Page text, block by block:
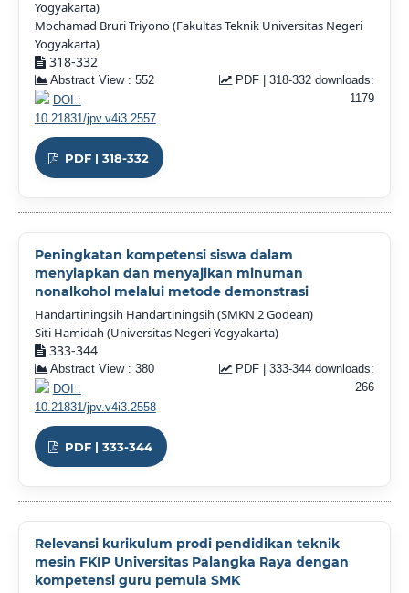
Yogyakarta)
Mochamad Bruri Triyono (Fakultas Teknik Universitas Negeri
Yogyakarta)
318-332
Abstract View : 552
PDF | 318-332 downloads:
1179
DOI :
10.21831/jpv.v4i3.2557
PDF | 318-332
Peningkatan kompetensi siswa dalam
menyiapkan dan menyajikan minuman
nonalkohol melalui metode demonstrasi
Handartiningsih Handartiningsih (SMKN 2 Godean)
Siti Hamidah (Universitas Negeri Yogyakarta)
333-344
Abstract View : 380
PDF | 333-344 downloads:
266
DOI :
10.21831/jpv.v4i3.2558
PDF | 333-344
Relevansi kurikulum prodi pendidikan teknik
mesin FKIP Universitas Palangka Raya dengan
kompetensi guru pemula SMK